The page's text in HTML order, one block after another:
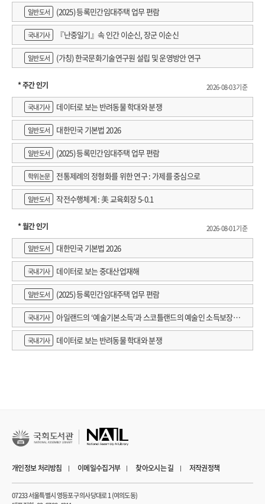
일반도서 (2025) 등록민간임대주택 업무 편람
국내기사 『난중일기』속 인간 이순신, 장군 이순신
일반도서 (가칭) 한국문화기술연구원 설립 및 운영방안 연구
* 주간 인기
2026-08-03 기준
국내기사
데이터로 보는 반려동물 학대와 분쟁
일반도서 대한민국 기본법 2026
일반도서 (2025) 등록민간임대주택 업무 편람
학위논문 전통제례의 정형화를 위한 연구 : 가제를 중심으로
일반도서 작전수행체계 : 美 교육회장 5-0.1
* 월간 인기
2026-08-01 기준
일반도서
대한민국 기본법 2026
국내기사 데이터로 보는 중대산업재해
일반도서 (2025) 등록민간임대주택 업무 편람
국내기사
아일랜드의 ‘예술기본소득’과 스코틀랜드의 예술인 소득보장정
책 논의
국내기사 데이터로 보는 반려동물 학대와 분쟁
개인정보 처리방침 이메일수집거부 찾아오시는 길 저작권정책
07233 서울특별시 영등포구 의사당대로 1 (여의도동)